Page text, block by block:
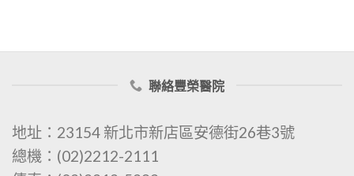
聯絡豐榮醫院
地址：23154 新北市新店區安德街26巷3號
總機：(02)2212-2111